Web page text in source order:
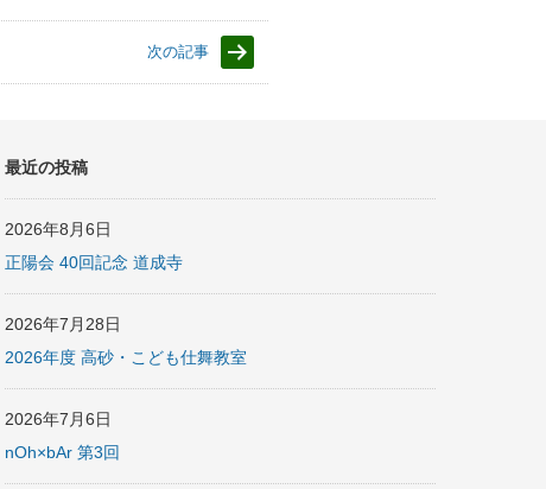
次の記事
最近の投稿
2026年8月6日
正陽会 40回記念 道成寺
2026年7月28日
2026年度 高砂・こども仕舞教室
2026年7月6日
nOh×bAr 第3回